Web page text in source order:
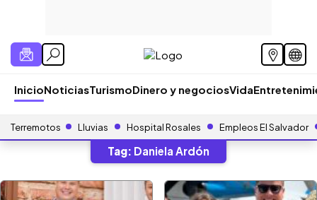
InicioNoticiasTurismoDinero y negociosVida
Terremotos Lluvias Hospital Rosales Empleos El Salvador
Tag: Daniela Ardón